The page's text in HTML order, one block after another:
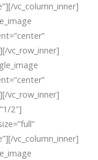
vc_column_inner]
vc_row_inner]
vc_row_inner]
2″]
vc_column_inner]